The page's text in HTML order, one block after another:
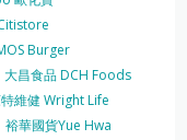
Burger
大昌食品 DCH Foods
維健 Wright Life
裕華國貨Yue Hwa